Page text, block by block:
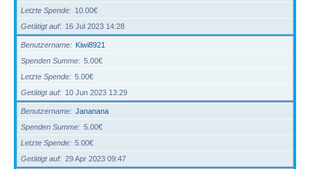
Letzte Spende
10.00€
Getätigt auf
16 Jul 2023 14:28
Benutzername
Kiwi8921
Spenden Summe
5.00€
Letzte Spende
5.00€
Getätigt auf
10 Jun 2023 13:29
Benutzername
Jananana
Spenden Summe
5.00€
Letzte Spende
5.00€
Getätigt auf
29 Apr 2023 09:47